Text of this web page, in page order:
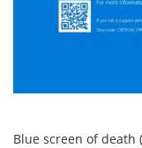
Blue screen of death